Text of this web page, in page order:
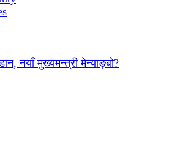
नयाँ मुख्यमन्त्री मेन्याङ्बो?